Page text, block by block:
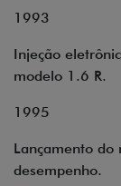
1993
Injeção
modelo 1.6 R.
1995
Lançamento
desempenho.